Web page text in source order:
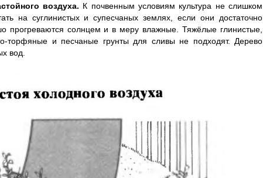
воздуха. К почвенным условиям культура не слишком
на суглинистых и супесчаных землях, если они достаточно
прогреваются солнцем и в меру влажные. Тяжёлые глинистые,
торфяные и песчаные грунты для сливы не подходят. Дерево
вод.